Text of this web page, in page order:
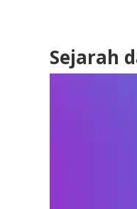
Sejarah